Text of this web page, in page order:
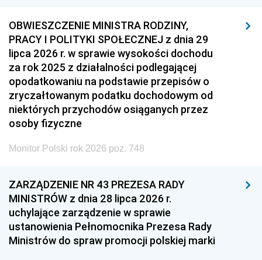
OBWIESZCZENIE MINISTRA RODZINY,
PRACY I POLITYKI SPOŁECZNEJ z dnia 29
lipca 2026 r. w sprawie wysokości dochodu
za rok 2025 z działalności podlegającej
opodatkowaniu na podstawie przepisów o
zryczałtowanym podatku dochodowym od
niektórych przychodów osiąganych przez
osoby fizyczne
Monitor Polski rok 2026 poz. 748
ZARZĄDZENIE NR 43 PREZESA RADY
MINISTRÓW z dnia 28 lipca 2026 r.
uchylające zarządzenie w sprawie
ustanowienia Pełnomocnika Prezesa Rady
Ministrów do spraw promocji polskiej marki